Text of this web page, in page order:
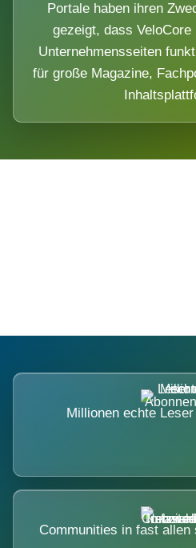
Portale haben ihren
gezeigt, dass
Unternehmensseiten
für große Magazine,
Millionen echte
Communities in fast